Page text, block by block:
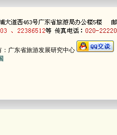
广东省旅游发展研究中心